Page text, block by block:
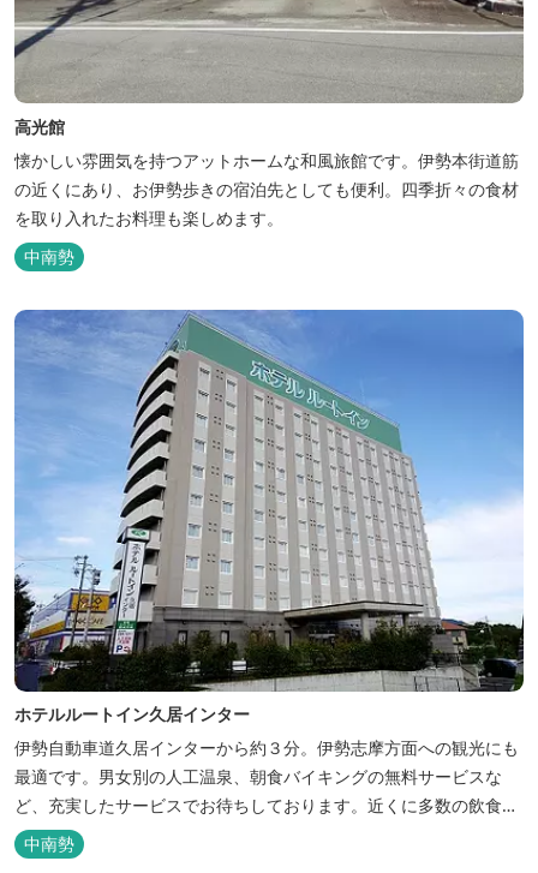
高光館
懐かしい雰囲気を持つアットホームな和風旅館です。伊勢本街道筋
の近くにあり、お伊勢歩きの宿泊先としても便利。四季折々の食材
を取り入れたお料理も楽しめます。
中南勢
ホテルルートイン久居インター
伊勢自動車道久居インターから約３分。伊勢志摩方面への観光にも
最適です。男女別の人工温泉、朝食バイキングの無料サービスな
ど、充実したサービスでお待ちしております。近くに多数の飲食店
や物販店もあります。
中南勢